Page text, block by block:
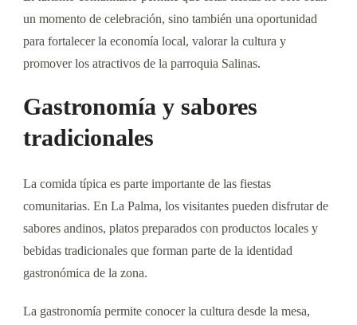
un momento de celebración, sino también una oportunidad
para fortalecer la economía local, valorar la cultura y
promover los atractivos de la parroquia Salinas.
Gastronomía y sabores
tradicionales
La comida típica es parte importante de las fiestas
comunitarias. En La Palma, los visitantes pueden disfrutar de
sabores andinos, platos preparados con productos locales y
bebidas tradicionales que forman parte de la identidad
gastronómica de la zona.
La gastronomía permite conocer la cultura desde la mesa,